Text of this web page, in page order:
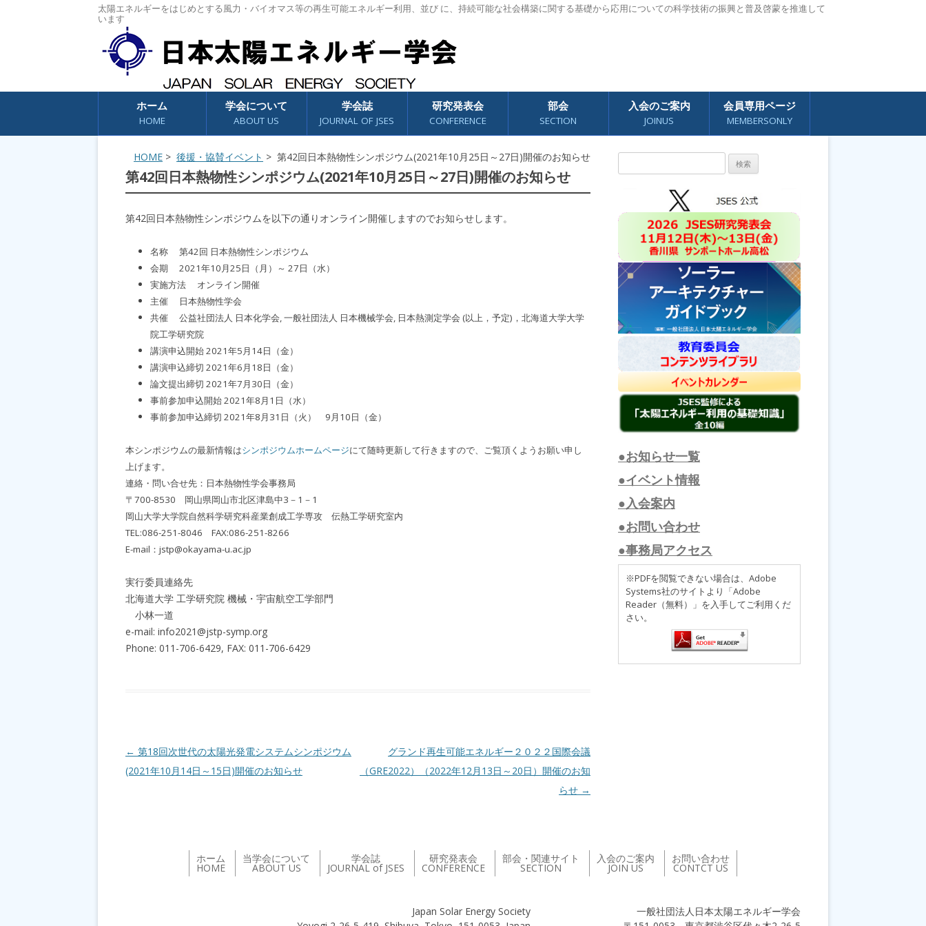
太陽エネルギーをはじめとする風力・バイオマス等の再生可能エネルギー利用、並び に、持続可能な社会構築に関する基礎から応用についての科学技術の振興と普及啓蒙を推進して
います
コンテンツへスキップ
ホーム
HOME
学会について
ABOUT US
学会誌
JOURNAL OF JSES
研究発表会
CONFERENCE
部会
SECTION
入会のご案内
JOINUS
会員専用ページ
MEMBERSONLY
HOME > 後援・協賛イベント > 第42回日本熱物性シンポジウム(2021年10月25日～27日)開催のお知らせ
第42回日本熱物性シンポジウム(2021年10月25日～27日)開催のお知らせ
第42回日本熱物性シンポジウムを以下の通りオンライン開催しますのでお知らせします。
名称 第42回 日本熱物性シンポジウム
会期 2021年10月25日（月）～ 27日（水）
実施方法 オンライン開催
主催 日本熱物性学会
共催 公益社団法人 日本化学会, 一般社団法人 日本機械学会, 日本熱測定学会 (以上，予定)，北海道大学大学
院工学研究院
講演申込開始 2021年5月14日（金）
講演申込締切 2021年6月18日（金）
論文提出締切 2021年7月30日（金）
事前参加申込開始 2021年8月1日（水）
事前参加申込締切 2021年8月31日（火） 9月10日（金）
本シンポジウムの最新情報はシンポジウムホームページにて随時更新して行きますので、ご覧頂くようお願い申し
上げます。
連絡・問い合せ先：日本熱物性学会事務局
〒700-8530 岡山県岡山市北区津島中3－1－1
岡山大学大学院自然科学研究科産業創成工学専攻 伝熱工学研究室内
TEL:086-251-8046 FAX:086-251-8266
E-mail：jstp@okayama-u.ac.jp
実行委員連絡先
北海道大学 工学研究院 機械・宇宙航空工学部門
小林一道
e-mail: info2021@jstp-symp.org
Phone: 011-706-6429, FAX: 011-706-6429
投稿ナビゲーション
← 第18回次世代の太陽光発電システムシンポジウム
(2021年10月14日～15日)開催のお知らせ
グランド再生可能エネルギー２０２２国際会議
（GRE2022）（2022年12月13日～20日）開催のお知
らせ →
索:
●お知らせ一覧
●イベント情報
●入会案内
●お問い合わせ
●事務局アクセス
※PDFを閲覧できない場合は、Adobe
Systems社のサイトより「Adobe
Reader（無料）」を入手してご利用くだ
さい。
ホーム
HOME
当学会について
ABOUT US
学会誌
JOURNAL of JSES
研究発表会
CONFERENCE
部会・関連サイト
SECTION
入会のご案内
JOIN US
お問い合わせ
CONTCT US
一般社団法人日本太陽エネルギー学会
Japan Solar Energy Society